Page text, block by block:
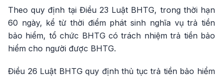
Theo quy định tại Điều 23 Luật BHTG, trong thời hạn
60 ngày, kể từ thời điểm phát sinh nghĩa vụ trả tiền
bảo hiểm, tổ chức BHTG có trách nhiệm trả tiền bảo
hiểm cho người được BHTG.
Điều 26 Luật BHTG quy định thủ tục trả tiền bảo hiểm